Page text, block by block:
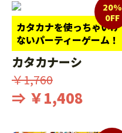
カタカナを使っちゃいけ
ないパーティーゲーム！
20%
0FF
カタカナーシ
￥1,760
⇒ ￥1,408